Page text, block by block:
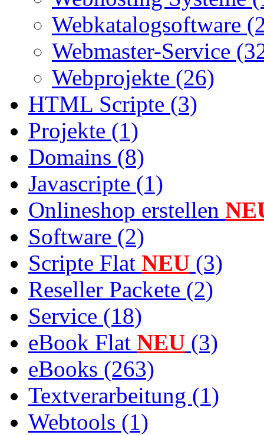
Webkatalogsoftware
Webmaster-Service
Webprojekte (26)
HTML Scripte (3)
Projekte (1)
Domains (8)
Javascripte (1)
Onlineshop erstellen
Software (2)
Scripte Flat NEU (3)
Reseller Packete (2)
Service (18)
eBook Flat NEU (3)
eBooks (263)
Textverarbeitung (1)
Webtools (1)